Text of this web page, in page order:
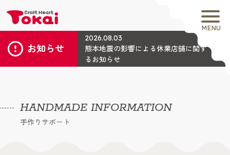
MENU
お知らせ
2026.08.03
熊本地震の影響による休業店舗に関す
るお知らせ
HANDMADE INFORMATION
手作りサポート